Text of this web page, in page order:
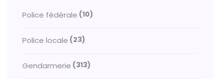
Police fédérale (10)
Police locale (23)
Gendarmerie (313)